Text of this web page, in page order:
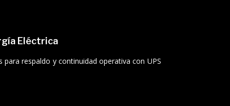
Eléctrica
para respaldo y continuidad operativa con UPS